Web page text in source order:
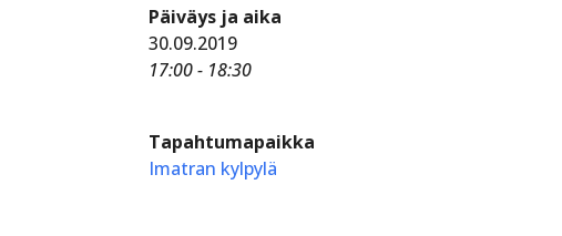
Päiväys ja aika
30.09.2019
17:00 - 18:30
Tapahtumapaikka
Imatran kylpylä